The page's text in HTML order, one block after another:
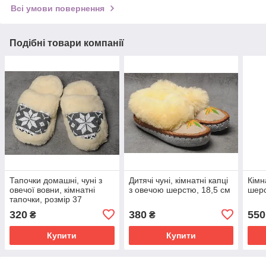
Всі умови повернення
Подібні товари компанії
Тапочки домашні, чуні з
овечої вовни, кімнатні
тапочки, розмір 37
320 ₴
Купити
Дитячі чуні, кімнатні капці
з овечою шерстю, 18,5 см
380₴
Купити
550